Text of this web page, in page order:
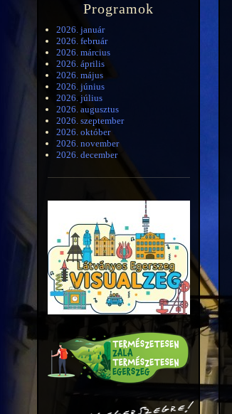
Programok
2026. január
2026. február
2026. március
2026. április
2026. május
2026. június
2026. július
2026. augusztus
2026. szeptember
2026. október
2026. november
2026. december